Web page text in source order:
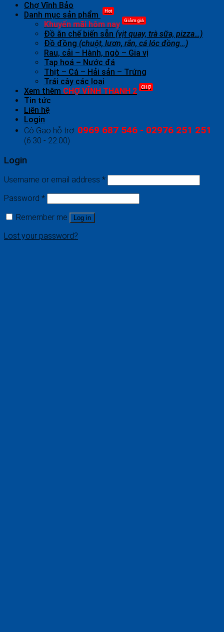
Chợ Vĩnh Bảo
Danh mục sản phẩm
Hot
Khuyến mãi hôm nay Giảm giá
Đồ ăn chế biến sẵn (vịt quay, trà sữa, pizza…)
Đồ đồng (chuột, lươn, rắn, cá lóc đồng…)
Rau, cải – Hành, ngò – Gia vị
Tạp hoá – Nước đá
Thịt – Cá – Hải sản – Trứng
Trái cây các loại
Xem thêm CHỢ VĨNH THANH 2 CHỢ
Tin tức
Liên hệ
Login
Cô Gạo hỗ trợ: 0969 687 546 - 02976 251 251
(6:30 - 22:00)
Login
Username or email address *
Password *
Remember me
Log in
Lost your password?